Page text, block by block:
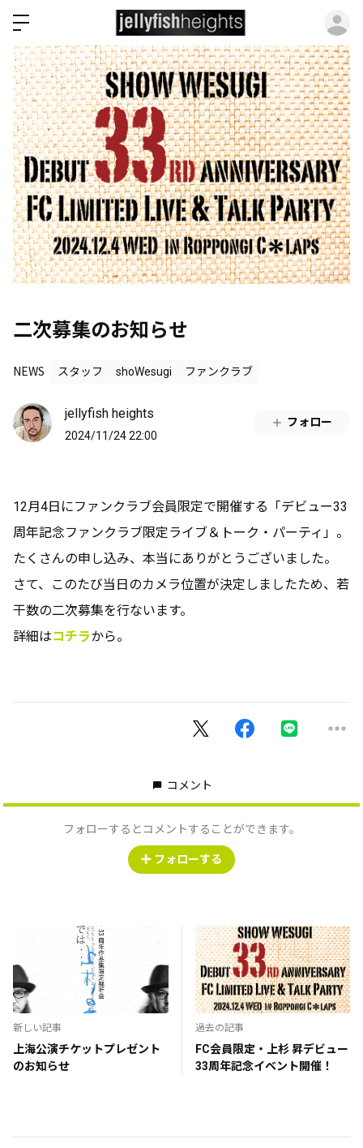
二次募集のお知らせ
NEWS スタッフ shoWesugi ファンクラブ
jellyfish heights
2024/11/24 22:00
フォロー
12月4日にファンクラブ会員限定で開催する「デビュー33
周年記念ファンクラブ限定ライブ＆トーク・パーティ」。
たくさんの申し込み、本当にありがとうございました。
さて、このたび当日のカメラ位置が決定しましたため、若
干数の二次募集を行ないます。
詳細はコチラから。
コメント
フォローするとコメントすることができます。
フォローする
新しい記事
上海公演チケットプレゼント
のお知らせ
過去の記事
FC会員限定・上杉 昇デビュー
33周年記念イベント開催！